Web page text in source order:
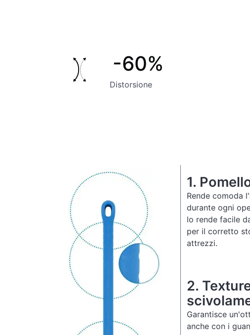
-60%
Distorsione
1.
Rende comoda
durante ogni
lo rende facile
per il corretto
attrezzi.
2.
Garantisce
anche con i